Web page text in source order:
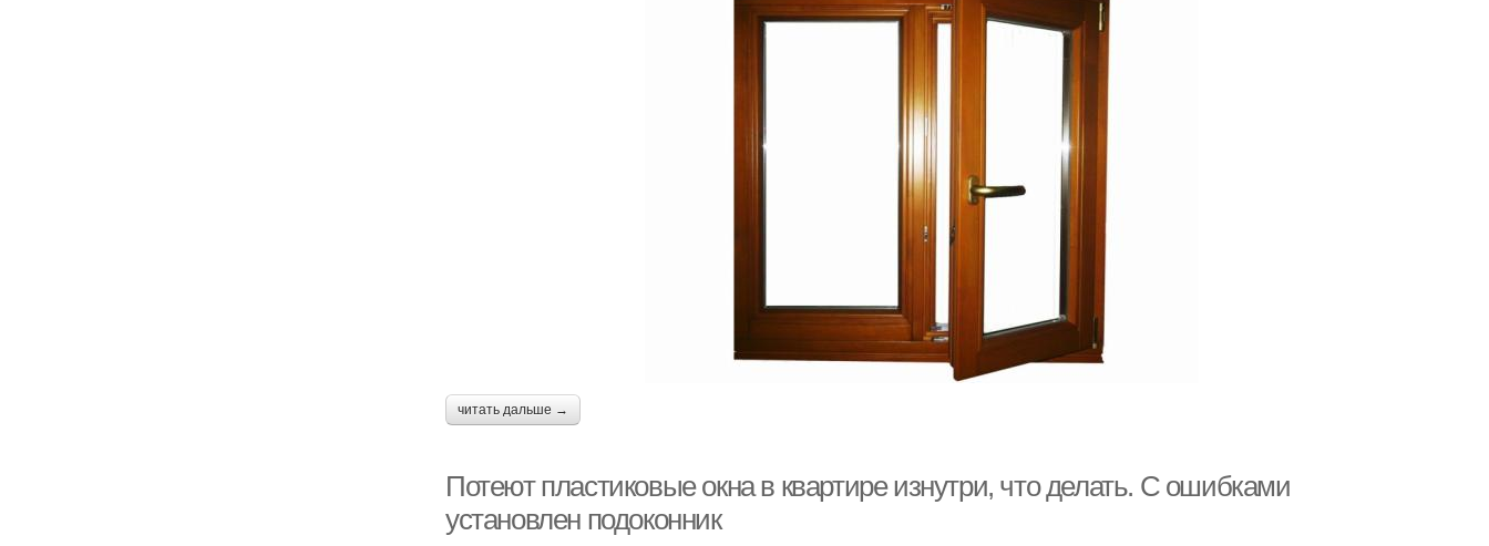
читать дальше →
Потеют пластиковые окна в квартире изнутри, что делать. С ошибками
установлен подоконник